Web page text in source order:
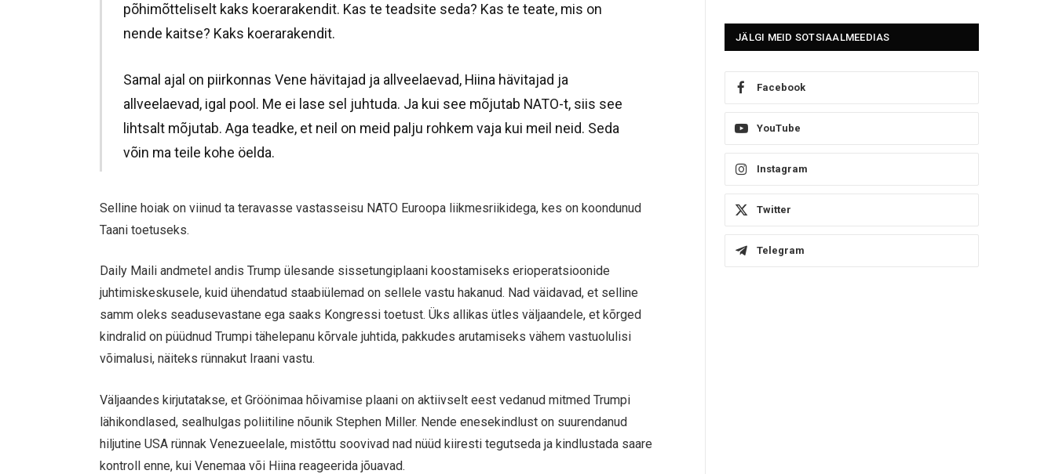
põhimõtteliselt kaks koerarakendit. Kas te teadsite seda? Kas te teate, mis on
nende kaitse? Kaks koerarakendit.
Samal ajal on piirkonnas Vene hävitajad ja allveelaevad, Hiina hävitajad ja
allveelaevad, igal pool. Me ei lase sel juhtuda. Ja kui see mõjutab NATO-t, siis see
lihtsalt mõjutab. Aga teadke, et neil on meid palju rohkem vaja kui meil neid. Seda
võin ma teile kohe öelda.
Selline hoiak on viinud ta teravasse vastasseisu NATO Euroopa liikmesriikidega, kes on koondunud
Taani toetuseks.
Daily Maili andmetel andis Trump ülesande sissetungiplaani koostamiseks erioperatsioonide
juhtimiskeskusele, kuid ühendatud staabiülemad on sellele vastu hakanud. Nad väidavad, et selline
samm oleks seadusevastane ega saaks Kongressi toetust. Üks allikas ütles väljaandele, et kõrged
kindralid on püüdnud Trumpi tähelepanu kõrvale juhtida, pakkudes arutamiseks vähem vastuolulisi
võimalusi, näiteks rünnakut Iraani vastu.
Väljaandes kirjutatakse, et Gröönimaa hõivamise plaani on aktiivselt eest vedanud mitmed Trumpi
lähikondlased, sealhulgas poliitiline nõunik Stephen Miller. Nende enesekindlust on suurendanud
hiljutine USA rünnak Venezueelale, mistõttu soovivad nad nüüd kiiresti tegutseda ja kindlustada saare
kontroll enne, kui Venemaa või Hiina reageerida jõuavad.
JÄLGI MEID SOTSIAALMEEDIAS
Facebook
YouTube
Instagram
Twitter
Telegram